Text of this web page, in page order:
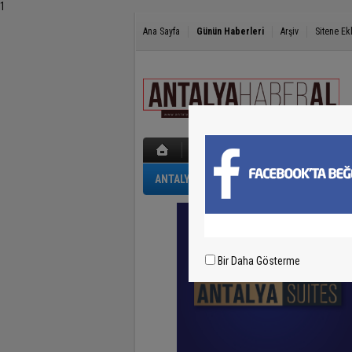
1
Ana Sayfa Günün Haberleri Arşiv Sitene
ANTALYA GÜNCEL POLİS-ADLİYE
Bir Daha Gösterme